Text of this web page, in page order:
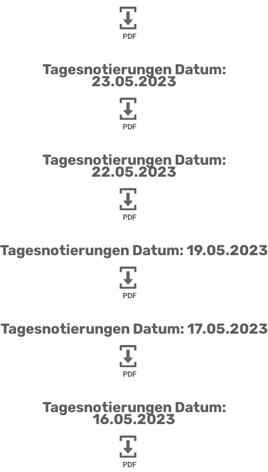
PDF
Tagesnotierungen Datum:
23.05.2023
PDF
Tagesnotierungen Datum:
22.05.2023
PDF
Tagesnotierungen Datum: 19.05.2023
PDF
Tagesnotierungen Datum: 17.05.2023
PDF
Tagesnotierungen Datum:
16.05.2023
PDF